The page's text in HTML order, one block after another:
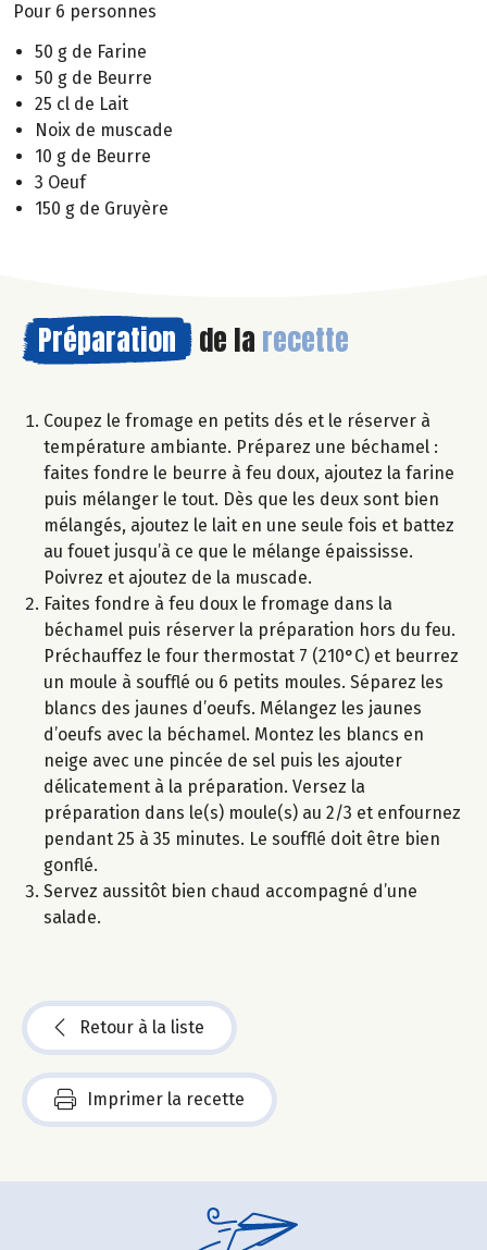
Pour 6 personnes
50 g de Farine
50 g de Beurre
25 cl de Lait
Noix de muscade
10 g de Beurre
3 Oeuf
150 g de Gruyère
Préparation de la recette
Coupez le fromage en petits dés et le réserver à
température ambiante. Préparez une béchamel :
faites fondre le beurre à feu doux, ajoutez la farine
puis mélanger le tout. Dès que les deux sont bien
mélangés, ajoutez le lait en une seule fois et battez
au fouet jusqu’à ce que le mélange épaississe.
Poivrez et ajoutez de la muscade.
Faites fondre à feu doux le fromage dans la
béchamel puis réserver la préparation hors du feu.
Préchauffez le four thermostat 7 (210°C) et beurrez
un moule à soufflé ou 6 petits moules. Séparez les
blancs des jaunes d’oeufs. Mélangez les jaunes
d’oeufs avec la béchamel. Montez les blancs en
neige avec une pincée de sel puis les ajouter
délicatement à la préparation. Versez la
préparation dans le(s) moule(s) au 2/3 et enfournez
pendant 25 à 35 minutes. Le soufflé doit être bien
gonflé.
Servez aussitôt bien chaud accompagné d’une
salade.
Retour à la liste
Imprimer la recette